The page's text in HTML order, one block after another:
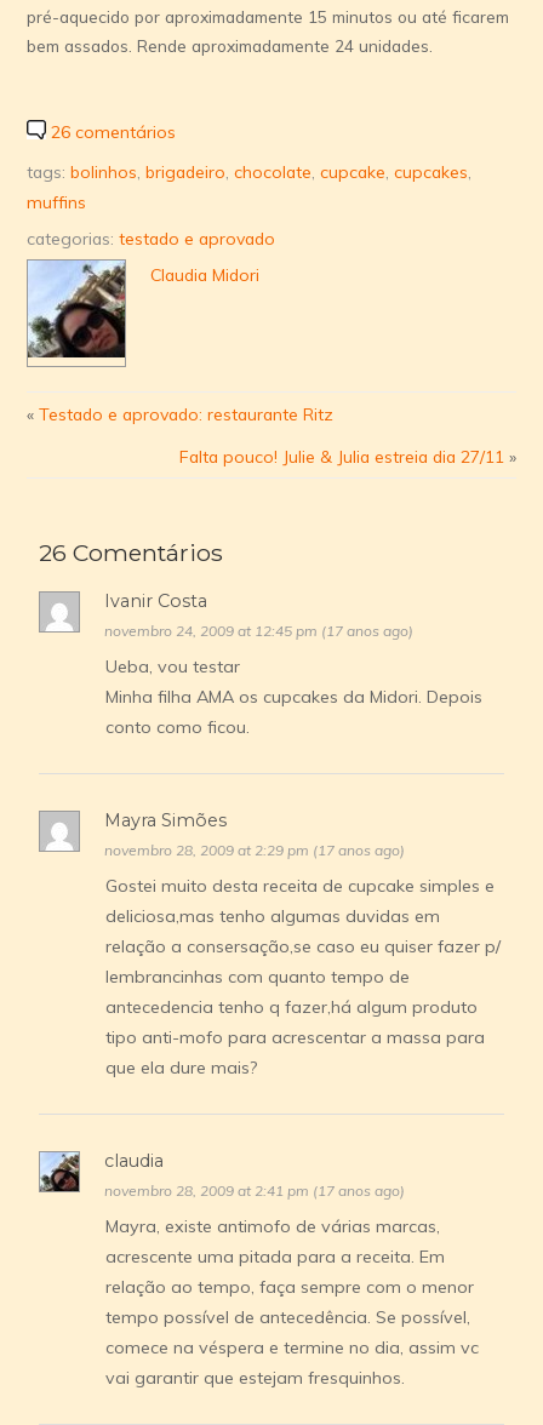
pré-aquecido por aproximadamente 15 minutos ou até ficarem
bem assados. Rende aproximadamente 24 unidades.
26 comentários
tags:bolinhos ,brigadeiro ,chocolate ,cupcake ,cupcakes
muffins
categorias:testado e aprovado
Claudia Midori
«Testado e aprovado: restaurante Ritz
Falta pouco! Julie & Julia estreia dia 27/11 »
26 Comentários
Ivanir Costa
novembro 24, 2009 at 12:45 pm (17 anos ago)
Ueba, vou testar
Minha filha AMA os cupcakes da Midori. Depois
conto como ficou.
Mayra Simões
novembro 28, 2009 at 2:29 pm (17 anos ago)
Gostei muito desta receita de cupcake simples e
deliciosa,mas tenho algumas duvidas em
relação a consersação,se caso eu quiser fazer p/
lembrancinhas com quanto tempo de
antecedencia tenho q fazer,há algum produto
tipo anti-mofo para acrescentar a massa para
que ela dure mais?
claudia
novembro 28, 2009 at 2:41 pm (17 anos ago)
Mayra, existe antimofo de várias marcas,
acrescente uma pitada para a receita. Em
relação ao tempo, faça sempre com o menor
tempo possí­vel de antecedência. Se possí­vel,
comece na véspera e termine no dia, assim vc
vai garantir que estejam fresquinhos.